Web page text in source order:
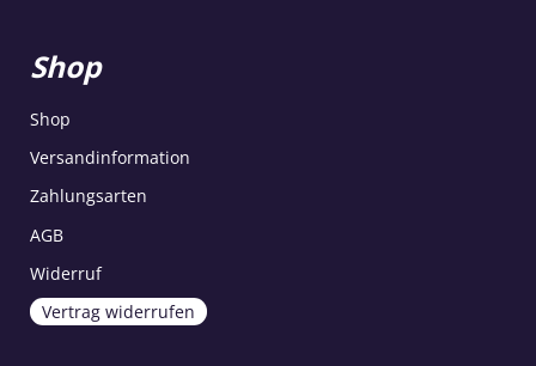
Shop
Shop
Versandinformation
Zahlungsarten
AGB
Widerruf
Vertrag widerrufen